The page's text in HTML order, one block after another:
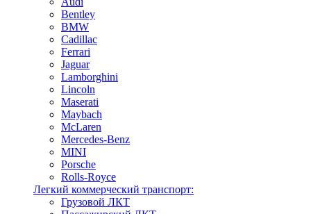
Bentley
BMW
Cadillac
Ferrari
Jaguar
Lamborghini
Lincoln
Maserati
Maybach
McLaren
Mercedes-Benz
MINI
Porsche
Rolls-Royce
Легкий коммерческий транспорт:
Грузовой ЛКТ